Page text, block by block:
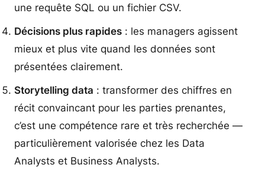
une requête SQL ou un fichier CSV.
Décisions plus rapides : les managers agissent
mieux et plus vite quand les données sont
présentées clairement.
Storytelling data : transformer des chiffres en
récit convaincant pour les parties prenantes,
c’est une compétence rare et très recherchée —
particulièrement valorisée chez les Data
Analysts et Business Analysts.